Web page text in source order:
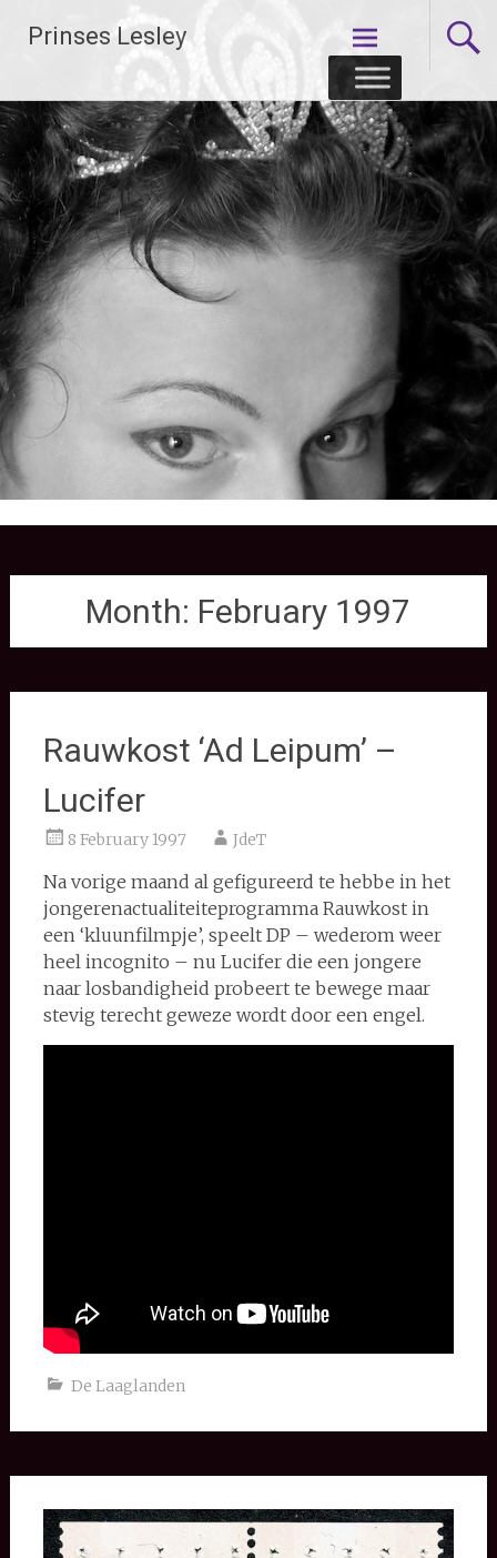
Prinses Lesley
Month: February 1997
Rauwkost ‘Ad Leipum’ –
Lucifer
8 February 1997 JdeT
Na vorige maand al gefigureerd te hebbe in het
jongerenactualiteiteprogramma Rauwkost in
een ‘kluunfilmpje’, speelt DP – wederom weer
heel incognito – nu Lucifer die een jongere
naar losbandigheid probeert te bewege maar
stevig terecht geweze wordt door een engel.
De Laaglanden